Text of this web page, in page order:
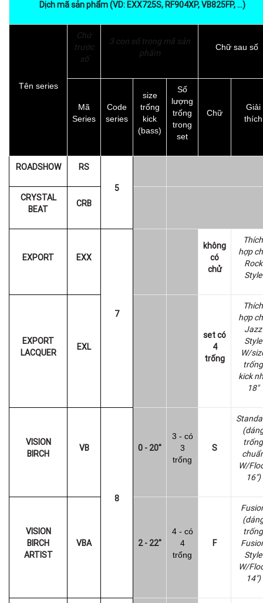
Dịch mã sản phẩm (VD: EXX725S, RF904XP, VB825FP, ...)
Tên series
Chử
trước
số
3 con số trong mã sản
phẩm
Chữ sau số
Mã
Series
Code
series
size
trống
kick
(bass)
Số
lượng
trống
trong
set
Chữ
Giải
thích
ROADSHOW
RS
5
CRYSTAL
BEAT
CRB
EXPORT EXX
7
không
có
chử
Thích
hợp
Rock
Style
EXPORT
LACQUER
EXL
set có
4
trống
Thích
hợp
Jazz
Style
W/
trống
kick
18"
VISION
BIRCH
VB
8
0 - 20"
3 - có
3
trống
S
trống
W/
16")
VISION
BIRCH
ARTIST
VBA 2- 22"
4 - có
4
trống
F
trống
Style
W/
14")